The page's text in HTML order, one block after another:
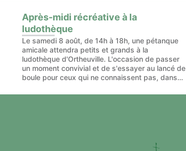
Après-midi récréative à la
ludothèque
Le samedi 8 août, de 14h à 18h, une pétanque
amicale attendra petits et grands à la
ludothèque d'Ortheuville. L'occasion de passer
un moment convivial et de s'essayer au lancé de
boule pour ceux qui ne connaissent pas, dans